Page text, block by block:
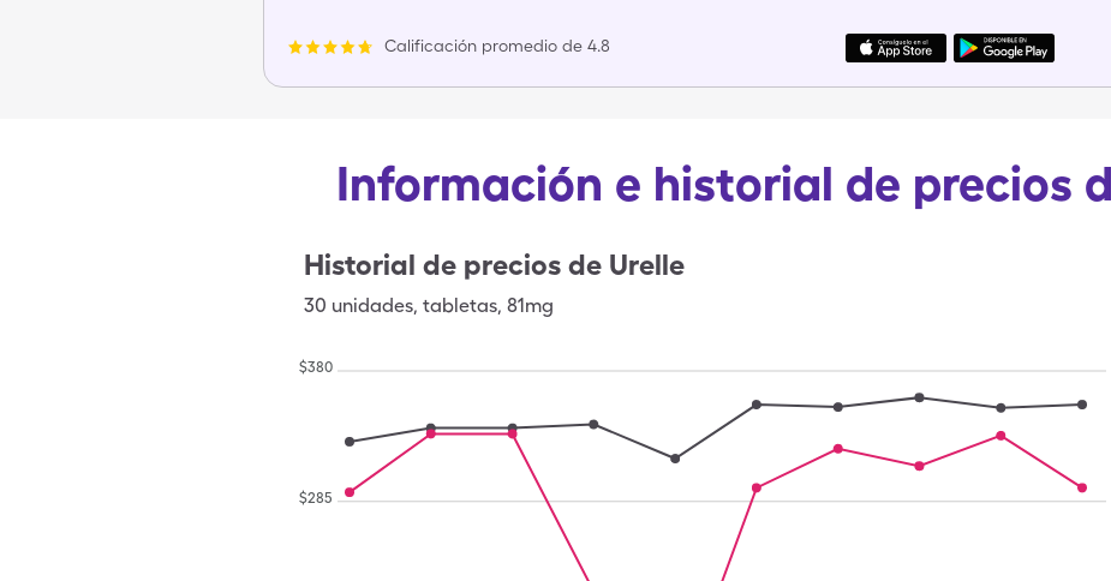
Calificación promedio de 4.8
Información e historial de precios
Historial de precios de Urelle
30 unidades, tabletas, 81mg
$285
$380